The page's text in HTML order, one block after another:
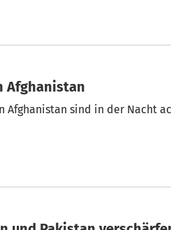
Afghanistan
Afghanistan sind in der Nacht